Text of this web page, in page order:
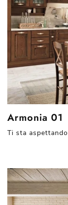
Armonia 01
Ti sta